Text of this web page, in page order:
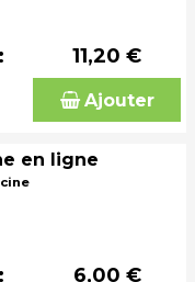
11,20 €
Ajouter
en ligne
6,00 €